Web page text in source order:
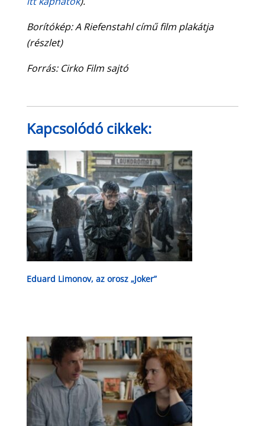
Borítókép: A Riefenstahl című film plakátja
(részlet)
Forrás: Cirko Film sajtó
Kapcsolódó cikkek:
Eduard Limonov, az orosz „Joker”